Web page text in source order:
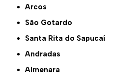
Arcos
São Gotardo
Santa Rita do Sapucaí
Andradas
Almenara